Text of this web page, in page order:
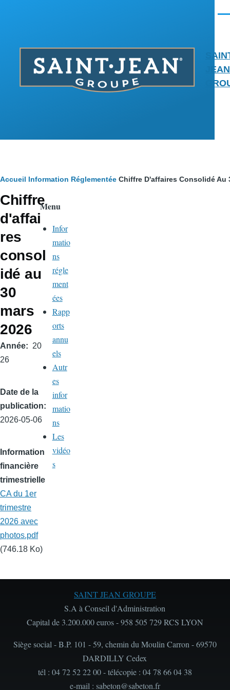
JEAN
Fil
d'Ariane
Accueil Information Réglementée Chiffre D'affaires Consolidé Au
Chiffre
d'affai
res
consol
idé au
30
mars
2026
Année
20
26
Date de la
publication
2026-05-06
Information
financière
trimestrielle
CA du 1er
trimestre
2026 avec
photos.pdf
(746.18 Ko)
Menu
Infor
matio
ns
régle
ment
ées
Rapp
orts
annu
els
Autr
es
infor
matio
ns
Les
vidéo
s
SAINT JEAN GROUPE
S.A à Conseil d'Administration
Capital de 3.200.000 euros - 958 505 729 RCS LYON
Siège social - B.P. 101 - 59, chemin du Moulin Carron - 69570
DARDILLY Cedex
tél : 04 72 52 22 00 - télécopie : 04 78 66 04 38
e-mail : sabeton@sabeton.fr